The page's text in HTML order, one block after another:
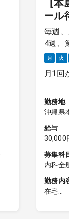
【
ール
相談
毎週
4週、
月 火
月1回
勤務地
沖縄県
給与
30,000
募集科
内科全
勤務内
在宅